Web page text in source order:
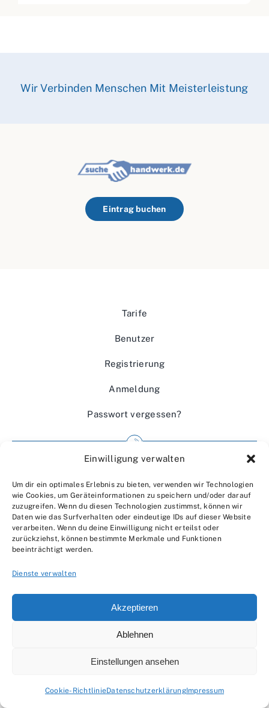
Einwilligung verwalten
Um dir ein optimales Erlebnis zu bieten, verwenden wir Technologien
wie Cookies, um Geräteinformationen zu speichern und/oder darauf
zuzugreifen. Wenn du diesen Technologien zustimmst, können wir
Daten wie das Surfverhalten oder eindeutige IDs auf dieser Website
verarbeiten. Wenn du deine Einwilligung nicht erteilst oder
zurückziehst, können bestimmte Merkmale und Funktionen
beeinträchtigt werden.
Dienste verwalten
Akzeptieren
Ablehnen
Einstellungen ansehen
Cookie-RichtlinieDatenschutzerklärungImpressum
Wir Verbinden Menschen Mit Meisterleistung
Eintrag buchen
Tarife
Benutzer
Registrierung
Anmeldung
Passwort vergessen?
Wir über uns
Kontakt
Datenschutzerklärung
© 2007 - 2026 •by Moveco